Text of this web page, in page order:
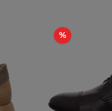
%Rabatt